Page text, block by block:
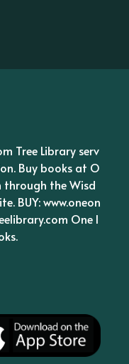
Tree Library serv
Buy books at O
through the Wisd
BUY: www.oneon
One l